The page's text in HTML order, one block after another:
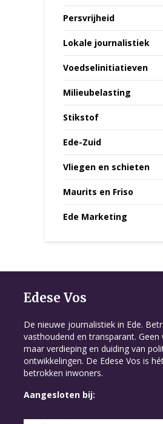
Persvrijheid
Lokale journalistiek
Voedselinitiatieven
Milieubelasting
Stikstof
Ede-Zuid
Vliegen en schieten
Maurits en Friso
Ede Marketing
Edese Vos
De nieuwe journalistiek in Ede.
vasthoudend en transparant. Geen
maar verdieping en duiding van
ontwikkelingen. De Edese Vos is
betrokken inwoners.
Aangesloten bij: